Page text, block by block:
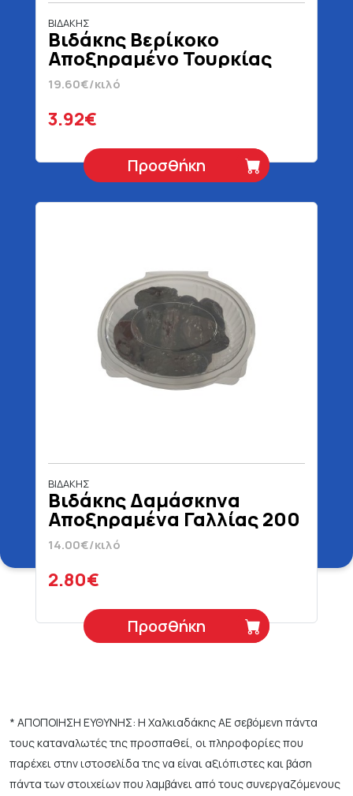
ΒΙΔΑΚΗΣ
Βιδάκης Βερίκοκο
Αποξηραμένο Τουρκίας
200 gr
19.60€/κιλό
3.92€
Προσθήκη
ΒΙΔΑΚΗΣ
Βιδάκης Δαμάσκηνα
Αποξηραμένα Γαλλίας 200
gr
14.00€/κιλό
2.80€
Προσθήκη
* ΑΠΟΠΟΙΗΣΗ ΕΥΘΥΝΗΣ: Η Χαλκιαδάκης ΑΕ σεβόμενη πάντα
τους καταναλωτές της προσπαθεί, οι πληροφορίες που
παρέχει στην ιστοσελίδα της να είναι αξιόπιστες και βάση
πάντα των στοιχείων που λαμβάνει από τους συνεργαζόμενους